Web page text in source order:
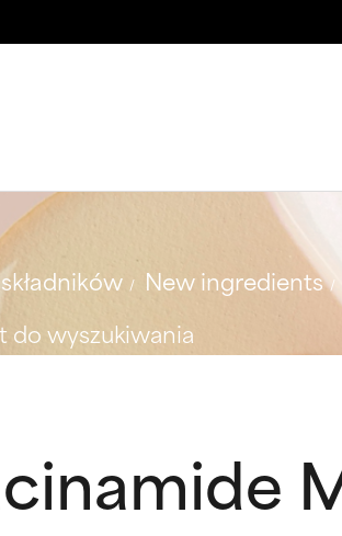
New ingredients
do wyszukiwania